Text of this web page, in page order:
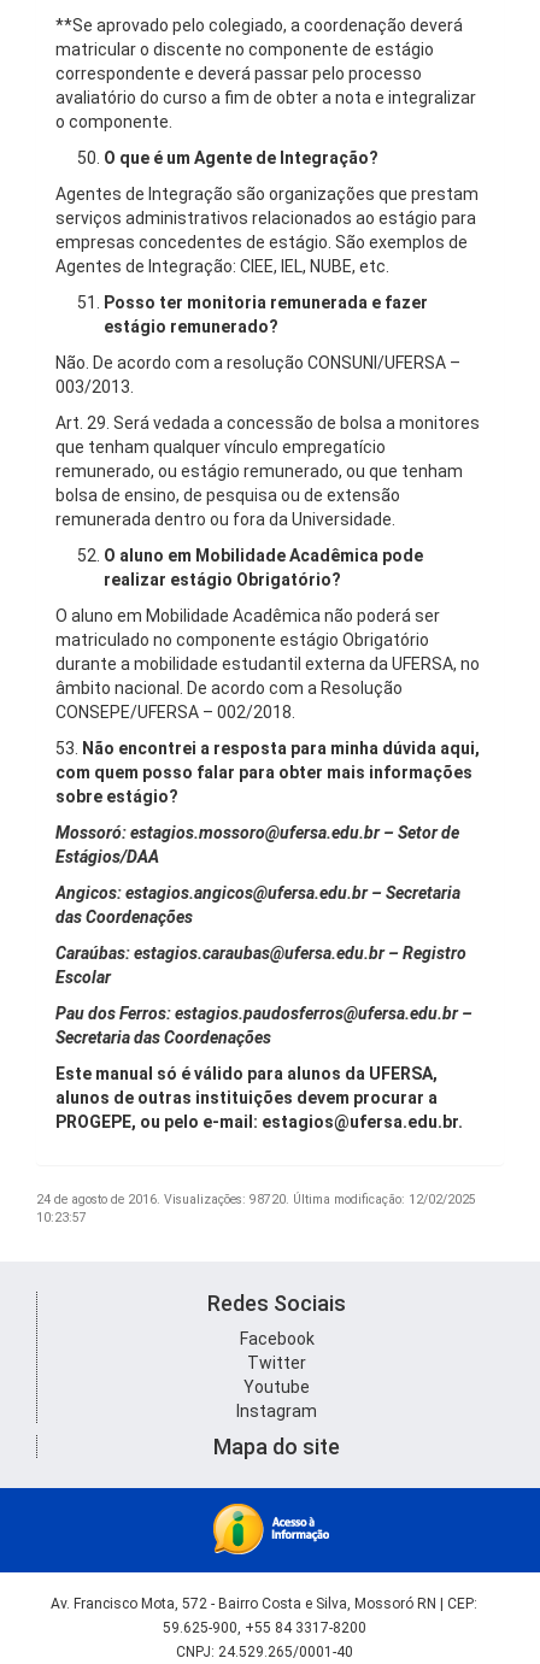
**Se aprovado pelo colegiado, a coordenação deverá
matricular o discente no componente de estágio
correspondente e deverá passar pelo processo
avaliatório do curso a fim de obter a nota e integralizar
o componente.
O que é um Agente de Integração?
Agentes de Integração são organizações que prestam
serviços administrativos relacionados ao estágio para
empresas concedentes de estágio. São exemplos de
Agentes de Integração: CIEE, IEL, NUBE, etc.
Posso ter monitoria remunerada e fazer
estágio remunerado?
Não. De acordo com a resolução CONSUNI/UFERSA –
003/2013.
Art. 29. Será vedada a concessão de bolsa a monitores
que tenham qualquer vínculo empregatício
remunerado, ou estágio remunerado, ou que tenham
bolsa de ensino, de pesquisa ou de extensão
remunerada dentro ou fora da Universidade.
O aluno em Mobilidade Acadêmica pode
realizar estágio Obrigatório?
O aluno em Mobilidade Acadêmica não poderá ser
matriculado no componente estágio Obrigatório
durante a mobilidade estudantil externa da UFERSA, no
âmbito nacional. De acordo com a Resolução
CONSEPE/UFERSA – 002/2018.
53.
Não encontrei a resposta para minha dúvida aqui,
com quem posso falar para obter mais informações
sobre estágio?
Mossoró: estagios.mossoro@ufersa.edu.br – Setor de
Estágios/DAA
Angicos: estagios.angicos@ufersa.edu.br – Secretaria
das Coordenações
Caraúbas: estagios.caraubas@ufersa.edu.br – Registro
Escolar
Pau dos Ferros: estagios.paudosferros@ufersa.edu.br –
Secretaria das Coordenações
Este manual só é válido para alunos da UFERSA,
alunos de outras instituições devem procurar a
PROGEPE, ou pelo e-mail: estagios@ufersa.edu.br.
24 de agosto de 2016. Visualizações: 98720. Última modificação: 12/02/2025
10:23:57
Redes Sociais
Facebook
Twitter
Youtube
Instagram
Mapa do site
Av. Francisco Mota, 572 - Bairro Costa e Silva, Mossoró RN | CEP:
59.625-900, +55 84 3317-8200
CNPJ: 24.529.265/0001-40